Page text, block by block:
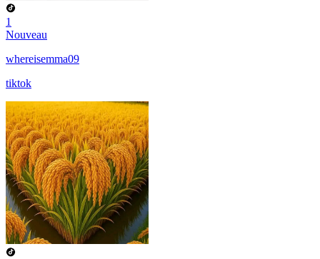
1
Nouveau
whereisemma09
tiktok